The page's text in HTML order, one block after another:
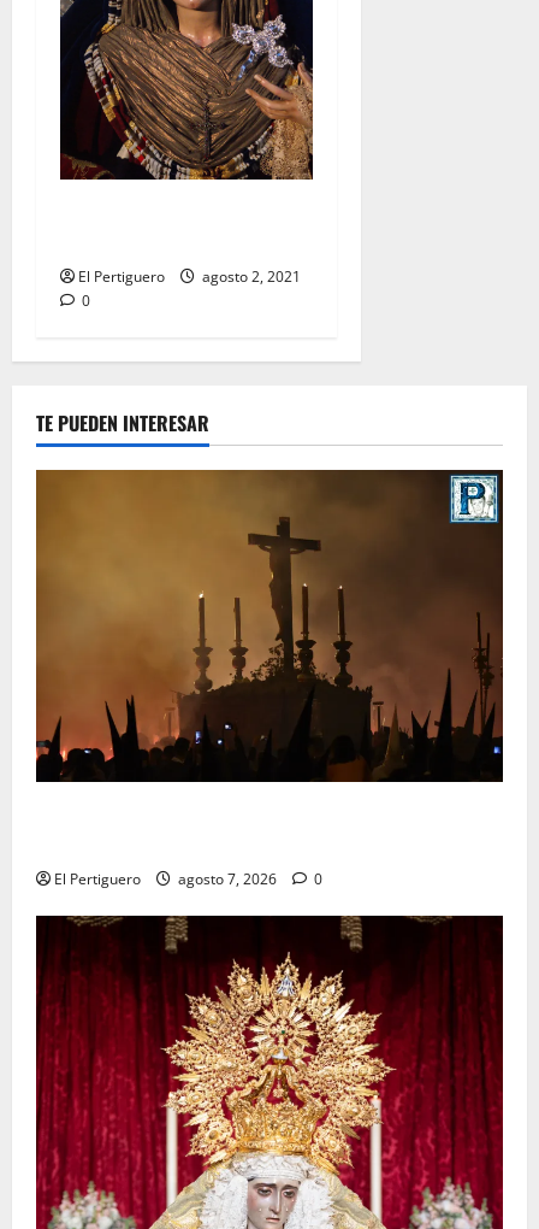
El Pertiguero
agosto 2, 2021
0
TE PUEDEN INTERESAR
El Pertiguero agosto 7, 2026 0